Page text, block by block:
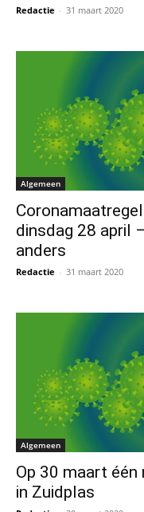
Redactie - 31 maart 2020
Algemeen
dinsdag 28 april
anders
Redactie - 31 maart 2020
Algemeen
Op 30 maart
in Zuidplas